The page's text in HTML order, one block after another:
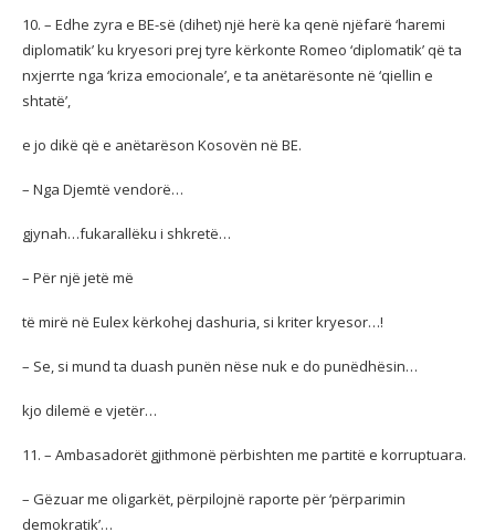
10. – Edhe zyra e BE-së (dihet) një herë ka qenë njëfarë ‘haremi
diplomatik’ ku kryesori prej tyre kërkonte Romeo ‘diplomatik’ që ta
nxjerrte nga ‘kriza emocionale’, e ta anëtarësonte në ‘qiellin e
shtatë’,
e jo dikë që e anëtarëson Kosovën në BE.
– Nga Djemtë vendorë…
gjynah…fukarallëku i shkretë…
– Për një jetë më
të mirë në Eulex kërkohej dashuria, si kriter kryesor…!
– Se, si mund ta duash punën nëse nuk e do punëdhësin…
kjo dilemë e vjetër…
11. – Ambasadorët gjithmonë përbishten me partitë e korruptuara.
– Gëzuar me oligarkët, përpilojnë raporte për ‘përparimin
demokratik’…